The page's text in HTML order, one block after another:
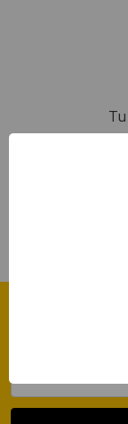
Suscríbete A
de
correo